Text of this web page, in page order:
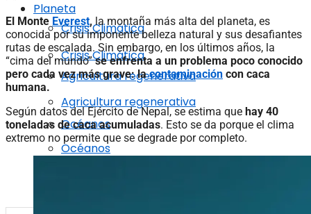
Crisis Climática
Agricultura regenerativa
Océanos
Planeta
Crisis Climática
Agricultura regenerativa
Océanos
El Monte Everest, la montaña más alta del planeta, es
conocida por su imponente belleza natural y sus desafiantes
rutas de escalada. Sin embargo, en los últimos años, la
“cima del mundo”se enfrenta a un problema poco conocido
pero cada vez más grave: lacontaminación con caca
humana.
Según datos del Ejército de Nepal, se estima que hay 40
toneladas de caca acumuladas. Esto se da porque el clima
extremo no permite que se degrade por completo.